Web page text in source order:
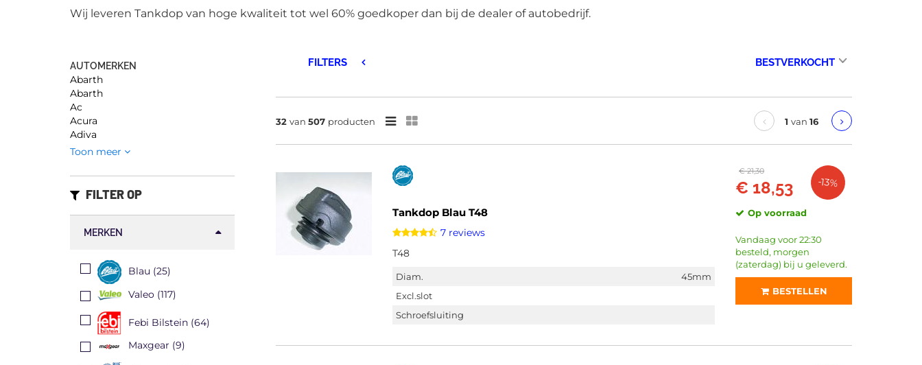
Wij leveren Tankdop van hoge kwaliteit tot wel 60% goedkoper dan bij de dealer of autobedrijf.
AUTOMERKEN
Abarth
Abarth
Ac
Acura
Adiva
Toon meer
FILTER OP
MERKEN
Blau (25)
Valeo (117)
Febi Bilstein (64)
Maxgear (9)
FILTERS
32 van 507 producten 1 van 16
Tankdop Blau T48
7 reviews
T48
Diam.
45mm
Excl.slot
Schroefsluiting
€ 21,30
€ 18,53 -13%
Op voorraad
Vandaag voor 22:30
besteld, morgen
(zaterdag) bij u geleverd.
BESTELLEN